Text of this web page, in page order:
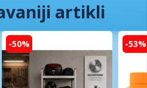
artikli
-50% -53%